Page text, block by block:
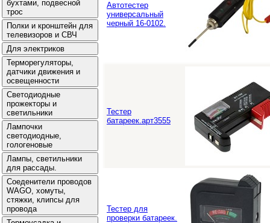
Автотестер
универсальный
черный 16-0102.
Тестер
батареек.арт3555
Тестер для
проверки батареек.